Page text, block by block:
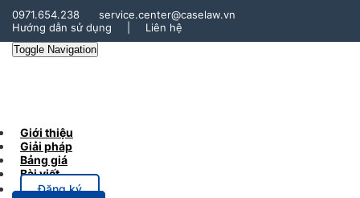
0971.654.238
service.center@caselaw.vn
Hướng dẫn sử dụng
Liên hệ
Toggle Navigation
Giới thiệu
Giải pháp
Bảng giá
Bài viết
Đăng ký